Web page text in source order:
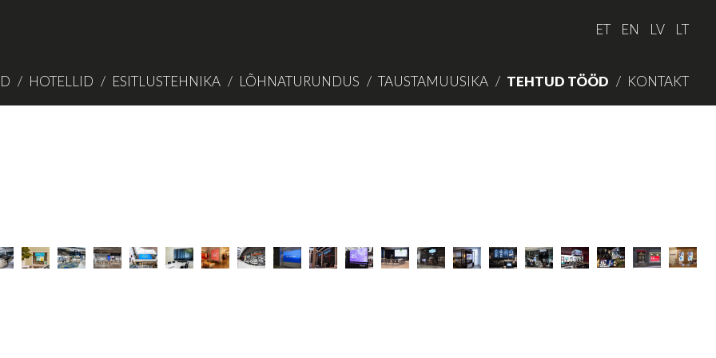
ET EN LV LT
HOTELLID ESITLUSTEHNIKA LÕHNATURUNDUS TAUSTAMUUSIKA TEHTUD TÖÖD KONTAKT